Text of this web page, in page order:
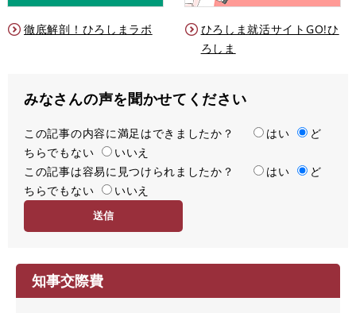
徹底解剖！ひろしまラボ
ひろしま就活サイトGO!ひ
ろしま
みなさんの声を聞かせてください
満
足
度
この記事の内容に満足はできましたか？ はい
ど
ちらでもない
いいえ
容
易
この記事は容易に見つけられましたか？ はい
ど
ちらでもない
いいえ
知事交際費